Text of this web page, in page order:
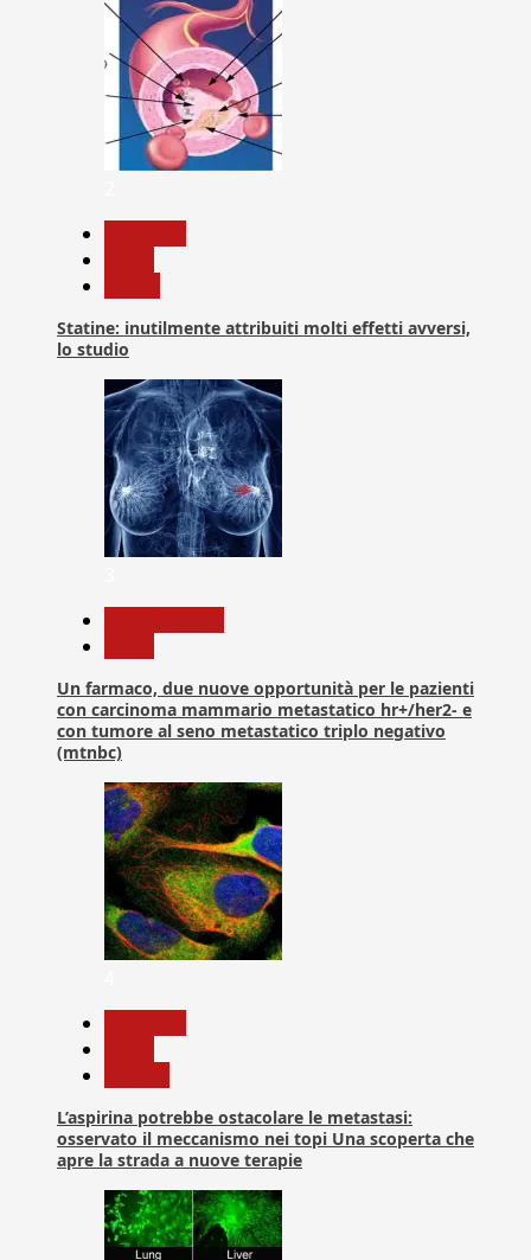
Statine: inutilmente attribuiti molti effetti avversi,
lo studio
Un farmaco, due nuove opportunità per le pazienti
con carcinoma mammario metastatico hr+/her2- e
con tumore al seno metastatico triplo negativo
(mtnbc)
L’aspirina potrebbe ostacolare le metastasi:
osservato il meccanismo nei topi Una scoperta che
apre la strada a nuove terapie